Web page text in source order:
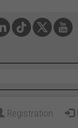
Registration